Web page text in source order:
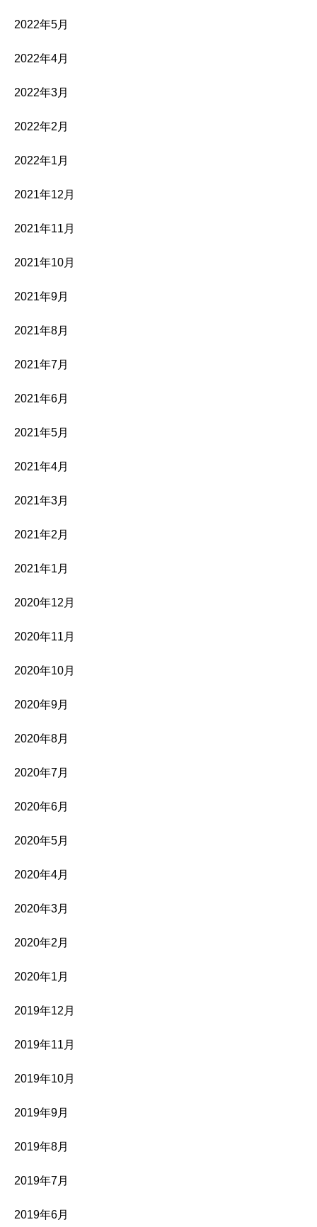
2022年5月
2022年4月
2022年3月
2022年2月
2022年1月
2021年12月
2021年11月
2021年10月
2021年9月
2021年8月
2021年7月
2021年6月
2021年5月
2021年4月
2021年3月
2021年2月
2021年1月
2020年12月
2020年11月
2020年10月
2020年9月
2020年8月
2020年7月
2020年6月
2020年5月
2020年4月
2020年3月
2020年2月
2020年1月
2019年12月
2019年11月
2019年10月
2019年9月
2019年8月
2019年7月
2019年6月